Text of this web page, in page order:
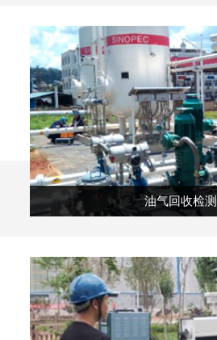
油气回收检测